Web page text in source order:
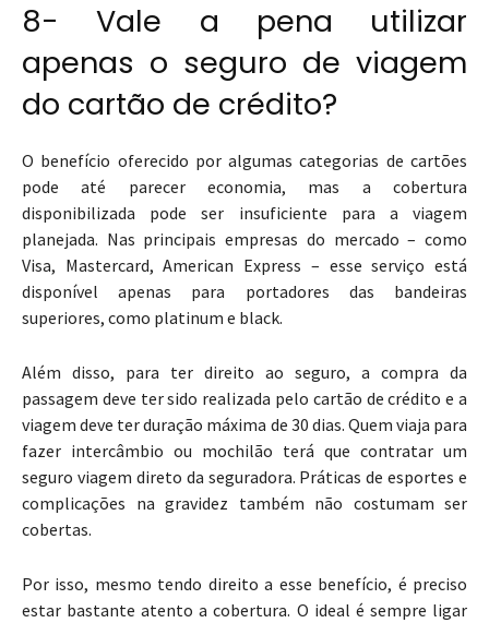
8- Vale a pena utilizar
apenas o seguro de viagem
do cartão de crédito?
O benefício oferecido por algumas categorias de cartões
pode até parecer economia, mas a cobertura
disponibilizada pode ser insuficiente para a viagem
planejada. Nas principais empresas do mercado – como
Visa, Mastercard, American Express – esse serviço está
disponível apenas para portadores das bandeiras
superiores, como platinum e black.
Além disso, para ter direito ao seguro, a compra da
passagem deve ter sido realizada pelo cartão de crédito e a
viagem deve ter duração máxima de 30 dias. Quem viaja para
fazer intercâmbio ou mochilão terá que contratar um
seguro viagem direto da seguradora. Práticas de esportes e
complicações na gravidez também não costumam ser
cobertas.
Por isso, mesmo tendo direito a esse benefício, é preciso
estar bastante atento a cobertura. O ideal é sempre ligar